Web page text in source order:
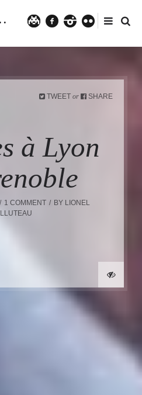
à Lyon
1 COMMENT BY LIONEL
TWEET or SHARE